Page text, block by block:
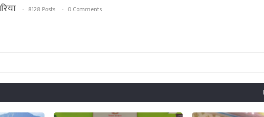
8128 Posts 0 Comments